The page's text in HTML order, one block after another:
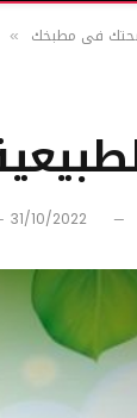
في مطبخك »
31/10/2022